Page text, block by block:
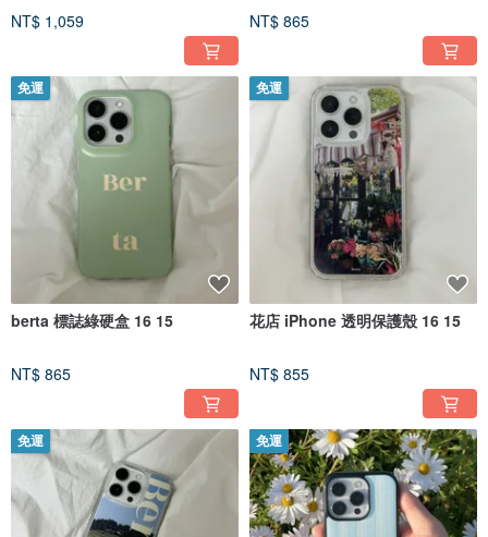
NT$ 1,059 NT$ 865
免運
berta 標誌綠硬盒 16 15
NT$ 865
免運
花店 iPhone 透明保護殼 16 15
NT$ 855
免運 免運